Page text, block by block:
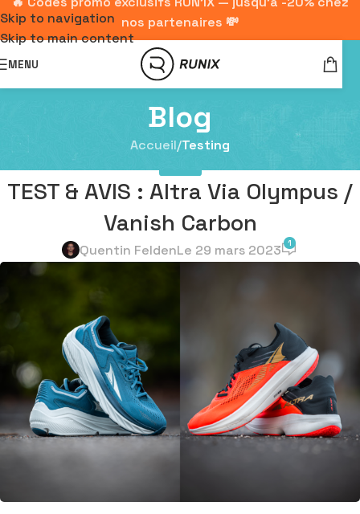
Skip to navigation
Skip to main content
nos partenaires 💸
MENU
Blog
Accueil/Testing
TEST & AVIS : Altra Via Olympus /
Vanish Carbon
Quentin FeldenLe 29 mars 2023 1